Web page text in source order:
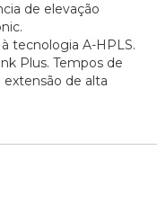
de elevação
tecnologia A-HPLS.
Plus. Tempos de
de alta